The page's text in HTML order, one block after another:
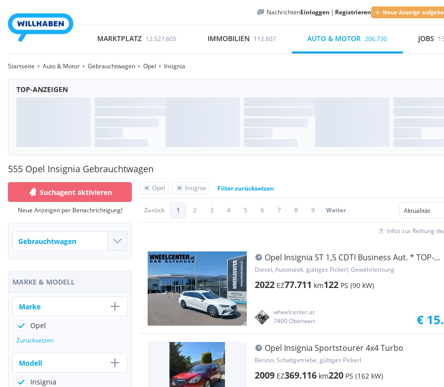
NachrichtenEinloggen | Registrieren Neue Anzeige
MARKTPLATZ 12.527.605 IMMOBILIEN 112.607 AUTO & MOTOR 206.730 JOBS
Startseite Auto & Motor Gebrauchtwagen Opel Insignia
TOP-ANZEIGEN
555 Opel Insignia Gebrauchtwagen
Opel Insignia Filter zurücksetzen
Zurück 1 2 3 4 5 6 7 8 9 Weiter
Infos zur Reihung
Opel Insignia ST 1,5 CDTI Business Aut. * TOP-
ANGEBOT
Diesel, Automatik, gültiges Pickerl, Gewährleistung
2022 EZ77.711 km122 PS (90 kW)
wheelcenter.at
7400 Oberwart
€
Opel Insignia Sportstourer 4x4 Turbo
Benzin, Schaltgetriebe, gültiges Pickerl
2009 EZ369.116 km220 PS (162 kW)
Suchagent aktivieren
Neue Anzeigen per Benachrichtigung!
MARKE & MODELL
Marke
Opel
Zurücksetzen
Modell
Insignia